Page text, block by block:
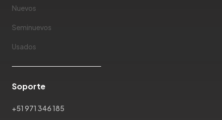
Nuevos
Seminuevos
Usados
Soporte
+51 971 346 185